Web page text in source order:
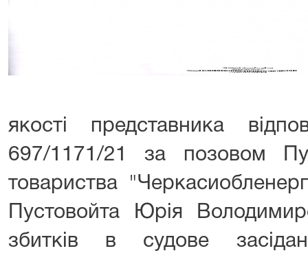
якості представника
697/1171/21 за позовом
товариства
Пустовойта Юрія
збитків в судове